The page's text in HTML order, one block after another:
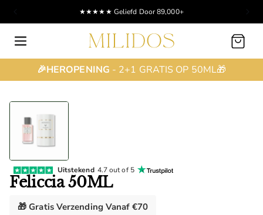
★★★★★ Geliefd Door 89,000+
Winkelwagen
🎉HEROPENING - 2+1 GRATIS OP 50ML🎁
Uitstekend 4.7 out of 5
Feliccia 50ML
🎁 Gratis Verzending Vanaf €70